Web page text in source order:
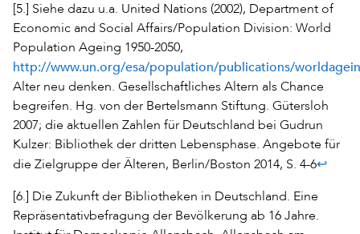
[5.] Siehe dazu u.a. United Nations (2002), Department of
Economic and Social Affairs/Population Division: World
Population Ageing 1950-2050,
http://www.un.org/esa/population/publications/
Alter neu denken. Gesellschaftliches Altern als Chance
begreifen. Hg. von der Bertelsmann Stiftung. Gütersloh
2007; die aktuellen Zahlen für Deutschland bei Gudrun
Kulzer: Bibliothek der dritten Lebensphase. Angebote für
die Zielgruppe der Älteren, Berlin/Boston 2014, S. 4-6↩
[6.] Die Zukunft der Bibliotheken in Deutschland. Eine
Repräsentativbefragung der Bevölkerung ab 16 Jahre.